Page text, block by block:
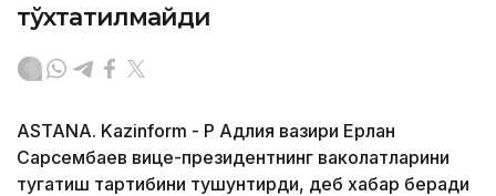
тўхтатилмайди
ASTANA. Kazinform - ҚР Адлия вазири Ерлан
Сарсембаев вице-президентнинг ваколатларини
тугатиш тартибини тушунтирди, деб хабар беради